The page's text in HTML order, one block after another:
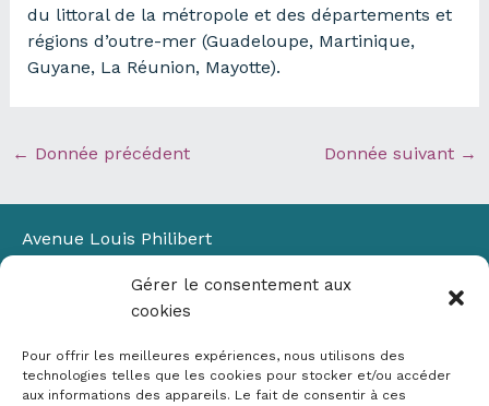
Gérer le consentement aux
cookies
Pour offrir les meilleures expériences, nous utilisons des
technologies telles que les cookies pour stocker et/ou accéder
aux informations des appareils. Le fait de consentir à ces
du littoral de la métropole et des départements et
régions d’outre-mer (Guadeloupe, Martinique,
Guyane, La Réunion, Mayotte).
← Donnée précédent Donnée suivant →
Avenue Louis Philibert
Bâtiment Laennec
13100 Aix-en-Provence
✉ contact@crige-paca.org